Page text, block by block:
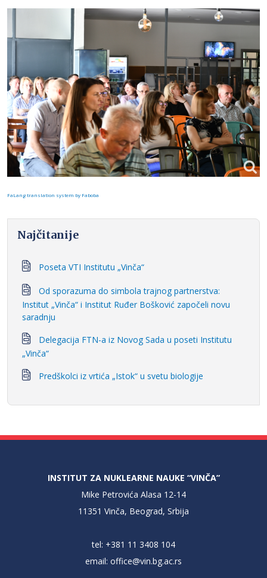
FaLang translation system by Faboba
Najčitanije
Poseta VTI Institutu „Vinča“
Od sporazuma do simbola trajnog partnerstva:
Institut „Vinča“ i Institut Ruđer Bošković započeli novu
saradnju
Delegacija FTN-a iz Novog Sada u poseti Institutu
„Vinča“
Predškolci iz vrtića „Istok“ u svetu biologije
INSTITUT ZA NUKLEARNE NAUKE “VINČA”
Mike Petrovića Alasa 12-14
11351 Vinča, Beograd, Srbija
tel: +381 11 3408 104
email: office@vin.bg.ac.rs